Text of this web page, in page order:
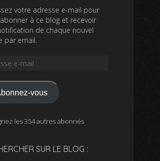
votre adresse e-mail pour
à ce blog et recevoir
de chaque nouvel
par email.
vous
les 354 autres abonnés
SUR LE BLOG :